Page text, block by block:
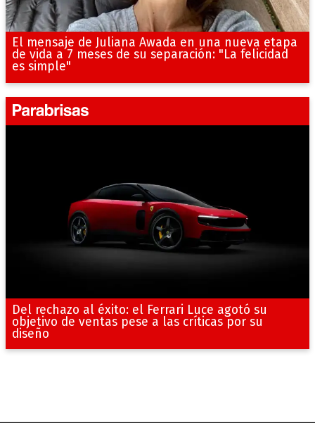
El mensaje de Juliana Awada en una nueva etapa
de vida a 7 meses de su separación: "La felicidad
es simple"
Del rechazo al éxito: el Ferrari Luce agotó su
objetivo de ventas pese a las críticas por su
diseño